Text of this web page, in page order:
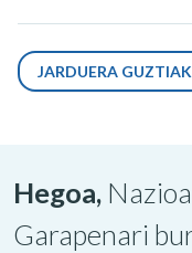
JARDUERA
Hegoa,
Garapenari